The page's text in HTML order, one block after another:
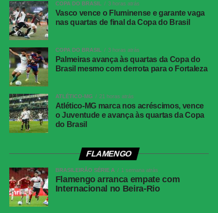
Local: Arena da Baixada, em Curitiba (PR)
FICHA
TÉCNICA
Partida
Corinthians 0 x 0 Athletico-PR
Competição
Campeonato Brasileiro – 21ª rodada
Local
Data
30 de julho de 2026 (quinta-feira)
Horário
19h30 (de Brasília)
Público
R$ 2.606.640,01
amarelos
Benavídez, Jadson, Portilla e Santos
(Athletico-PR); Fernando Diniz, André
Ramalho, Matheuzinho e Rodrigo Garro
COPA DO BRASIL 3 horas atrás
Vasco vence o Fluminense e garante vaga
nas quartas de final da Copa do Brasil
COPA DO BRASIL 3 horas atrás
Palmeiras avança às quartas da Copa do
Brasil mesmo com derrota para o Fortaleza
ATLÉTICO-MG 21 horas atrás
Atlético-MG marca nos acréscimos, vence
o Juventude e avança às quartas da Copa
do Brasil
FLAMENGO
BRASILEIRÃO SÉRIE A 1 semana atrás
Flamengo arranca empate com
Internacional no Beira-Rio